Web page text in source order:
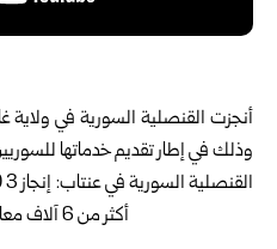
وذلك في إطار تقديم خدماتها